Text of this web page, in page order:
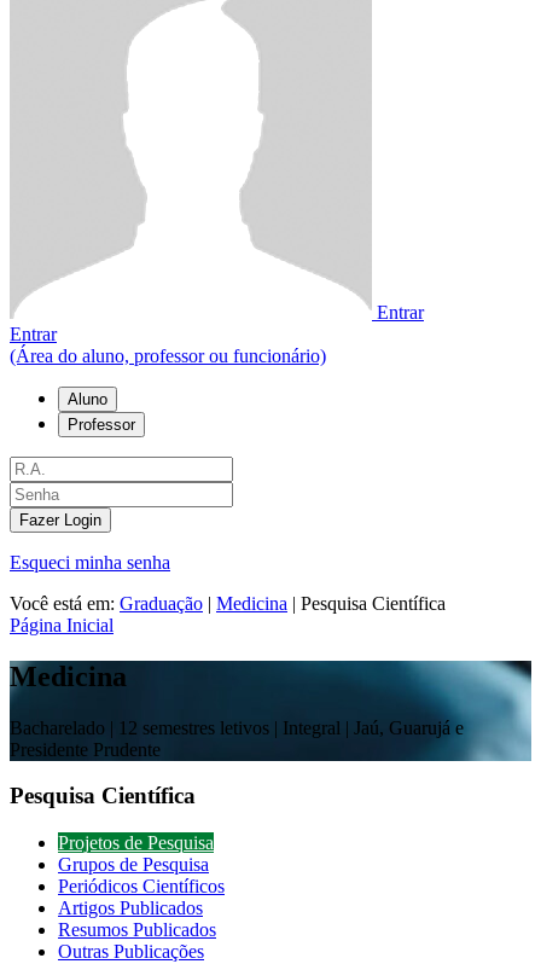
Entrar
Entrar
(Área do aluno, professor ou funcionário)
Aluno
Professor
Fazer Login
Esqueci minha senha
Você está em: Graduação | Medicina | Pesquisa Científica
Página Inicial
Medicina
Bacharelado | 12 semestres letivos | Integral | Jaú, Guarujá e
Presidente Prudente
Pesquisa Científica
Projetos de Pesquisa
Grupos de Pesquisa
Periódicos Científicos
Artigos Publicados
Resumos Publicados
Outras Publicações